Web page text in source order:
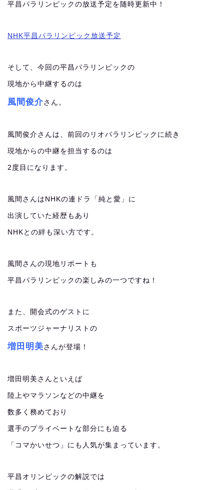
平昌パラリンピックの放送予定を随時更新中！
NHK平昌パラリンピック放送予定
そして、今回の平昌パラリンピックの
現地から中継するのは
風間俊介さん。
風間俊介さんは、前回のリオパラリンピックに続き
現地からの中継を担当するのは
2度目になります。
風間さんはNHKの連ドラ「純と愛」に
出演していた経歴もあり
NHKとの絆も深い方です。
風間さんの現地リポートも
平昌パラリンピックの楽しみの一つですね！
また、開会式のゲストに
スポーツジャーナリストの
増田明美さんが登場！
増田明美さんといえば
陸上やマラソンなどの中継を
数多く務めており
選手のプライベートな部分にも迫る
「コマかいせつ」にも人気が集まっています。
平昌オリンピックの解説では